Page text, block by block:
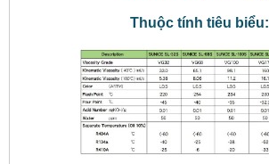
Thuộc tính tiêu biểu: